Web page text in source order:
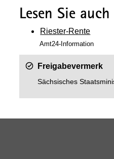
Lesen Sie auch
Riester-Rente
Amt24-Information
Freigabevermerk
Sächsisches